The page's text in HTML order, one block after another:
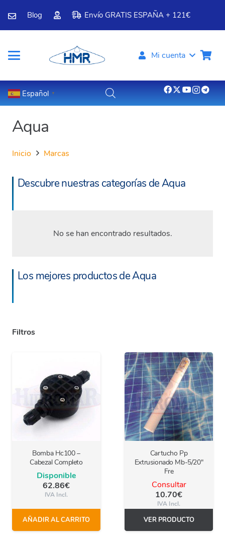
Blog Envío GRATIS ESPAÑA + 121€
Mi cuenta
Español ▼
Aqua
Inicio Marcas
Descubre nuestras categorías de Aqua
No se han encontrado resultados.
Los mejores productos de Aqua
Filtros
Bomba Hc100 –
Cabezal Completo
Disponible
62.86€
IVA Incl.
AÑADIR AL CARRITO
Cartucho Pp
Extrusionado Mb-5/20″
Fre
Consultar
10.70€
IVA Incl.
VER PRODUCTO